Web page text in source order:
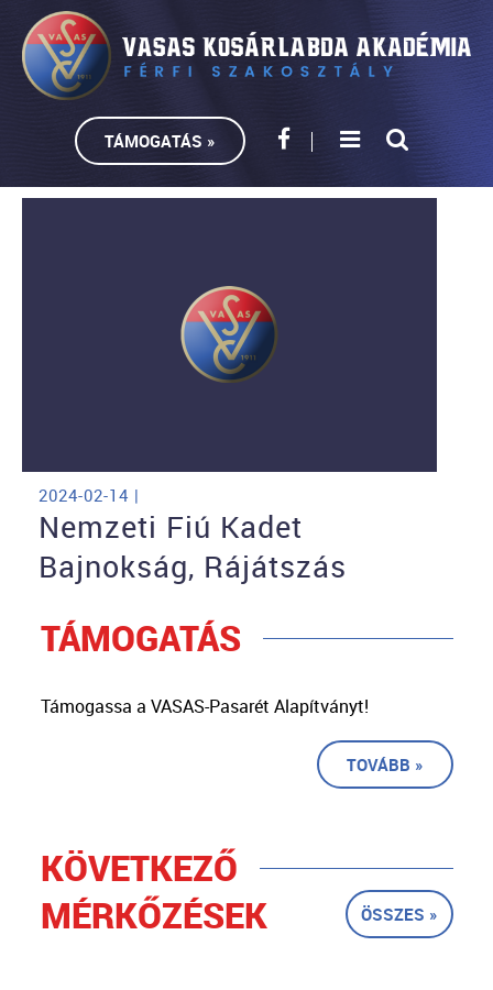
TÁMOGATÁS »
2024-02-14 |
Nemzeti Fiú Kadet
Bajnokság, Rájátszás
TÁMOGATÁS
Támogassa a VASAS-Pasarét Alapítványt!
TOVÁBB »
KÖVETKEZŐ
MÉRKŐZÉSEK
ÖSSZES »